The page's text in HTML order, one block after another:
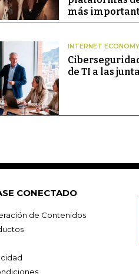
más
INTERNET ECONOMY
de TI a las
CONECTADO
de Contenidos